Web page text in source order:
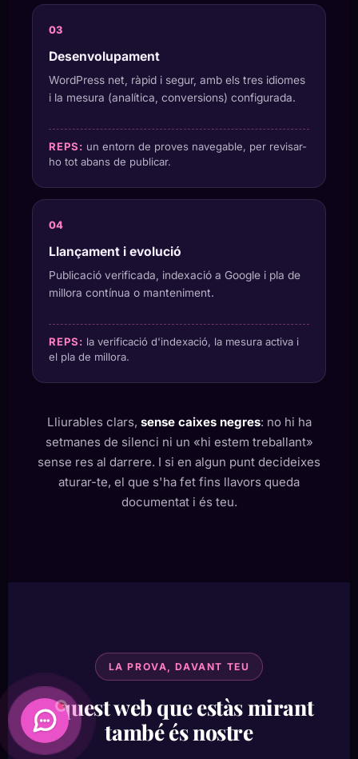
Desenvolupament
WordPress net, ràpid i segur, amb els tres idiomes
i la mesura (analítica, conversions) configurada.
REPS: un entorn de proves navegable, per revisar-
ho tot abans de publicar.
Llançament i evolució
Publicació verificada, indexació a Google i pla de
millora contínua o manteniment.
REPS: la verificació d'indexació, la mesura activa i
el pla de millora.
Lliurables clars, sense caixes negres: no hi ha
setmanes de silenci ni un «hi estem treballant»
sense res al darrere. I si en algun punt decideixes
aturar-te, el que s'ha fet fins llavors queda
documentat i és teu.
LA PROVA, DAVANT TEU
Aquest web que estàs mirant
també és nostre